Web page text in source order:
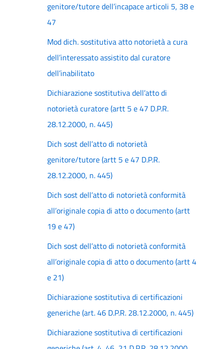
genitore/tutore dell’incapace articoli 5, 38 e
47
Mod dich. sostitutiva atto notorietà a cura
dell’interessato assistito dal curatore
dell’inabilitato
Dichiarazione sostitutiva dell’atto di
notorietà curatore (artt 5 e 47 D.P.R.
28.12.2000, n. 445)
Dich sost dell’atto di notorietà
genitore/tutore (artt 5 e 47 D.P.R.
28.12.2000, n. 445)
Dich sost dell’atto di notorietà conformità
all’originale copia di atto o documento (artt
19 e 47)
Dich sost dell’atto di notorietà conformità
all’originale copia di atto o documento (artt 4
e 21)
Dichiarazione sostitutiva di certificazioni
generiche (art. 46 D.P.R. 28.12.2000, n. 445)
Dichiarazione sostitutiva di certificazioni